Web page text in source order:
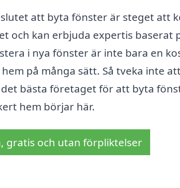
att byta fönster är steget att
och kan erbjuda expertis baserat
i nya fönster är inte bara en
på många sätt. Så tveka inte
bästa företaget för att byta
hem börjar här.
gratis och utan förpliktelser